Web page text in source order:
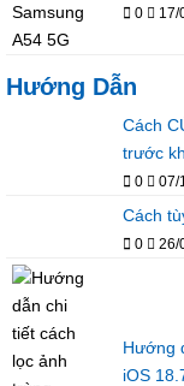
0 17/
Hướng Dẫn
Cách
trước
0 07/
Cách
0 26/
Hướng
iOS